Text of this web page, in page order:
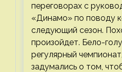
переговорах с
«Динамо» по поводу
следующий сезон.
произойдет. Бело-
регулярный
задумались о том,